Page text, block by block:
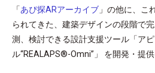
「あぴ探ARアーカイブ 」の他に、こ
られてきた、建築デザインの段階で
測、検討できる設計支援ツール「ア
ル“REALAPS®-Omni”」 を開発・提供